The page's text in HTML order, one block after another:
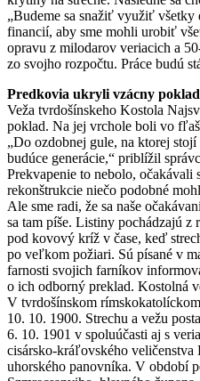
„Budeme sa snažiť využiť všetky
financií, aby sme mohli urobiť
opravu z milodarov veriacich a
zo svojho rozpočtu. Práce budú
Predkovia ukryli vzácny
Veža tvrdošínskeho Kostola
poklad. Na jej vrchole boli vo
„Do ozdobnej gule, na ktorej
budúce generácie,“ priblížil
Prekvapenie to nebolo, očakávali
rekonštrukcie niečo podobné
Ale sme radi, že sa naše
sa tam píše. Listiny pochádzajú
pod kovový kríž v čase, keď
po veľkom požiari. Sú písané v
farnosti svojich farníkov
o ich odborný preklad. Kostolná
V tvrdošínskom
10. 10. 1900. Strechu a vežu
6. 10. 1901 v spoluúčasti aj s
cisársko-kráľovského veličenstva
uhorského panovníka. V období